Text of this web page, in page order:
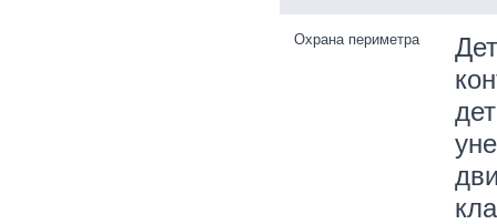
Охрана периметра